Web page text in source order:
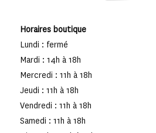
Horaires boutique
Lundi : fermé
Mardi : 14h à 18h
Mercredi : 11h à 18h
Jeudi : 11h à 18h
Vendredi : 11h à 18h
Samedi : 11h à 18h